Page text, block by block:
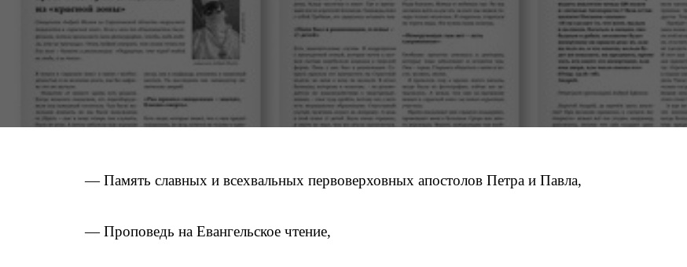
— Память славных и всехвальных первоверховных апостолов Петра и Павла,
— Проповедь на Евангельское чтение,